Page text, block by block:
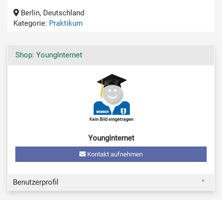
Berlin, Deutschland
Kategorie: Praktikum
Shop: YoungInternet
YoungInternet
Kontakt aufnehmen
Benutzerprofil